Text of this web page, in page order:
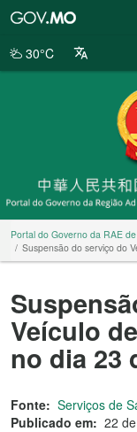
da
30°C
Portal do Governo da RAE
Suspensão do serviço do
Veículo
no dia 23
Fonte: Serviços de
Publicado em: 22